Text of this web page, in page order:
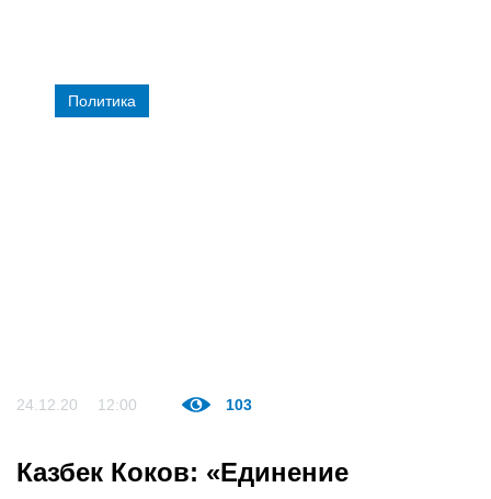
Политика
24.12.20 12:00 103
Казбек Коков: «Единение